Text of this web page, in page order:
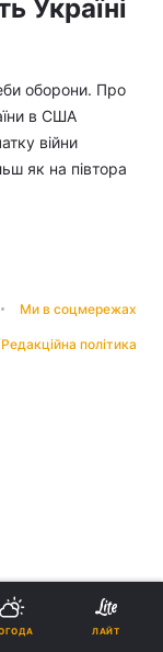
Україні
оборони. Про
в США
війни
як на півтора
Ми в соцмережах
Редакційна політика
ЛАЙТ